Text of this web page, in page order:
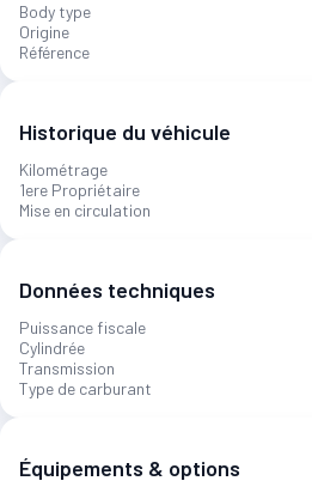
Body type
Origine
Référence
Historique du véhicule
Kilométrage
1ere Propriétaire
Mise en circulation
Données techniques
Puissance fiscale
Cylindrée
Transmission
Type de carburant
Équipements & options